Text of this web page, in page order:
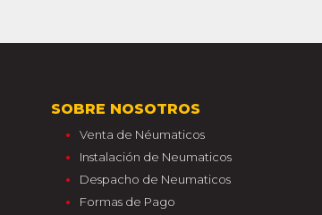
SOBRE NOSOTROS
Venta de Néumaticos
Instalación de Neumaticos
Despacho de Neumaticos
Formas de Pago